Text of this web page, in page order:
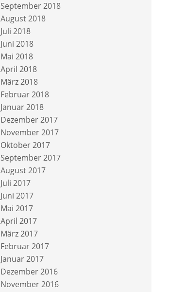
September 2018
August 2018
Juli 2018
Juni 2018
Mai 2018
April 2018
März 2018
Februar 2018
Januar 2018
Dezember 2017
November 2017
Oktober 2017
September 2017
August 2017
Juli 2017
Juni 2017
Mai 2017
April 2017
März 2017
Februar 2017
Januar 2017
Dezember 2016
November 2016